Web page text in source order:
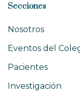
Secciones
Nosotros
Eventos del
Pacientes
Investigación